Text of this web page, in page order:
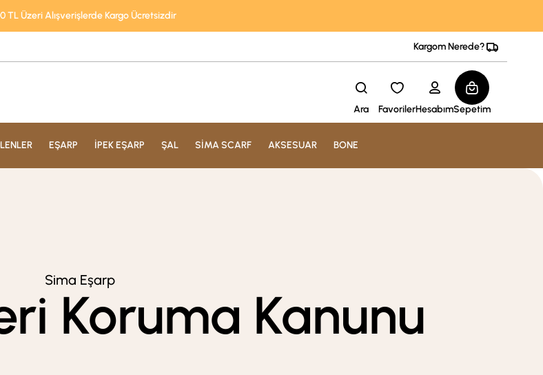
TL Üzeri Alışverişlerde Kargo Ücretsizdir
Kargom Nerede?
Ara FavorilerHesabımSepetim
EŞARP İPEK EŞARP ŞAL SİMA SCARF AKSESUAR BONE
Sima Eşarp
Koruma Kanunu